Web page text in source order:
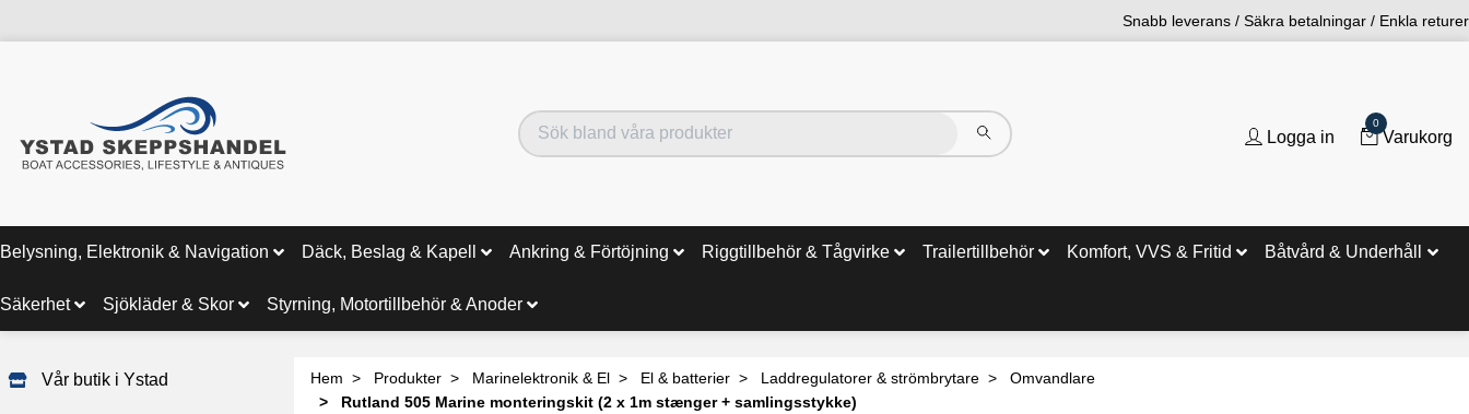
Snabb leverans / Säkra betalningar / Enkla returer
Logga in
0
Varukorg
Belysning, Elektronik & Navigation Däck, Beslag & Kapell Ankring & Förtöjning Riggtillbehör & Tågvirke Trailertillbehör Komfort, VVS & Fritid Båtvård & Underhåll
Säkerhet Sjökläder & Skor Styrning, Motortillbehör & Anoder
Vår butik i Ystad Hem Produkter Marinelektronik & El El & batterier Laddregulatorer & strömbrytare
Omvandlare
Rutland 505 Marine monteringskit (2 x 1m stænger + samlingsstykke)